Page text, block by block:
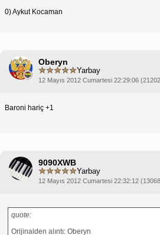
0) Aykut Kocaman
Oberyn
Yarbay
12 Mayıs 2012 Cumartesi 22:29:06
Baroni hariç +1
9090XWB
Yarbay
12 Mayıs 2012 Cumartesi 22:32:12
quote:
Orijinalden alıntı: Oberyn